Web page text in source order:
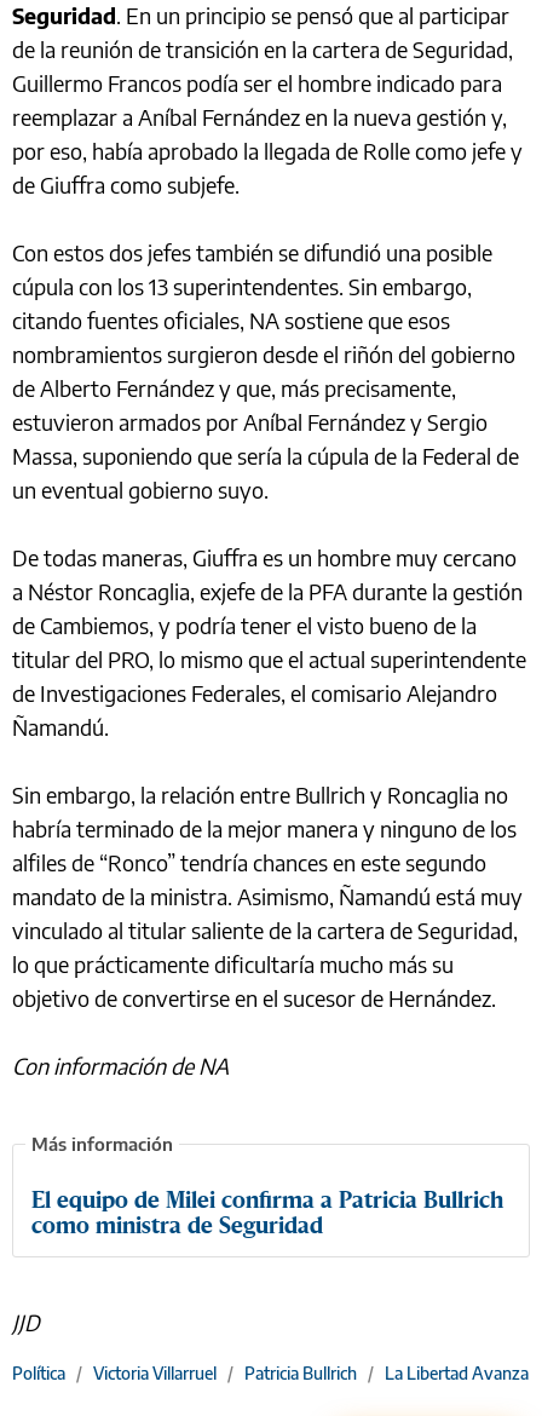
Seguridad. En un principio se pensó que al participar
de la reunión de transición en la cartera de Seguridad,
Guillermo Francos podía ser el hombre indicado para
reemplazar a Aníbal Fernández en la nueva gestión y,
por eso, había aprobado la llegada de Rolle como jefe y
de Giuffra como subjefe.
Con estos dos jefes también se difundió una posible
cúpula con los 13 superintendentes. Sin embargo,
citando fuentes oficiales, NA sostiene que esos
nombramientos surgieron desde el riñón del gobierno
de Alberto Fernández y que, más precisamente,
estuvieron armados por Aníbal Fernández y Sergio
Massa, suponiendo que sería la cúpula de la Federal de
un eventual gobierno suyo.
De todas maneras, Giuffra es un hombre muy cercano
a Néstor Roncaglia, exjefe de la PFA durante la gestión
de Cambiemos, y podría tener el visto bueno de la
titular del PRO, lo mismo que el actual superintendente
de Investigaciones Federales, el comisario Alejandro
Ñamandú.
Sin embargo, la relación entre Bullrich y Roncaglia no
habría terminado de la mejor manera y ninguno de los
alfiles de “Ronco” tendría chances en este segundo
mandato de la ministra. Asimismo, Ñamandú está muy
vinculado al titular saliente de la cartera de Seguridad,
lo que prácticamente dificultaría mucho más su
objetivo de convertirse en el sucesor de Hernández.
Con información de NA
El equipo de Milei confirma a Patricia Bullrich
como ministra de Seguridad
JJD
Política / Victoria Villarruel / Patricia Bullrich / La Libertad Avanza